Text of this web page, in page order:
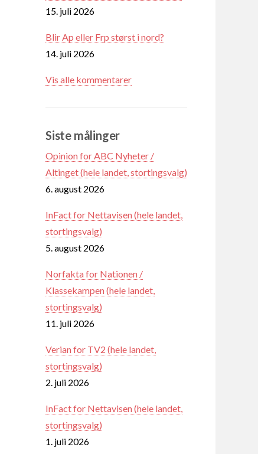
15. juli 2026
Blir Ap eller Frp størst i nord?
14. juli 2026
Vis alle kommentarer
Siste målinger
Opinion for ABC Nyheter /
Altinget (hele landet, stortingsvalg)
6. august 2026
InFact for Nettavisen (hele landet,
stortingsvalg)
5. august 2026
Norfakta for Nationen /
Klassekampen (hele landet,
stortingsvalg)
11. juli 2026
Verian for TV2 (hele landet,
stortingsvalg)
2. juli 2026
InFact for Nettavisen (hele landet,
stortingsvalg)
1. juli 2026